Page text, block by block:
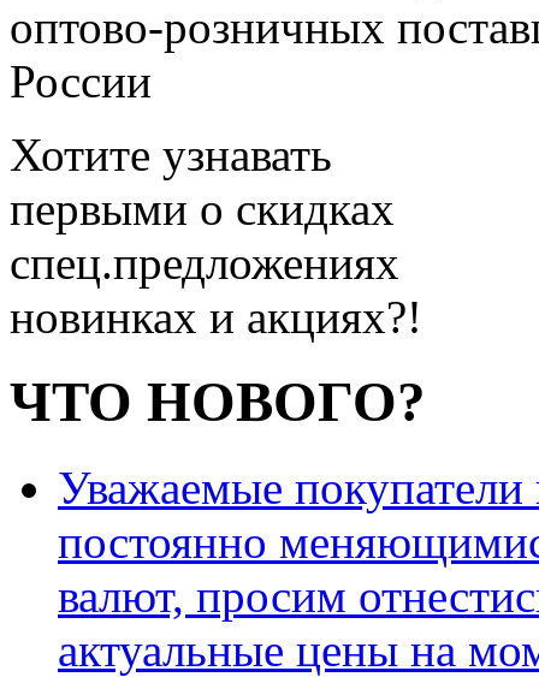
оптово-розничных
России
Хотите узнавать
первыми о скидках
спец.предложениях
новинках и акциях?!
ЧТО НОВОГО?
Уважаемые
постоянно
валют, просим
актуальные цены на